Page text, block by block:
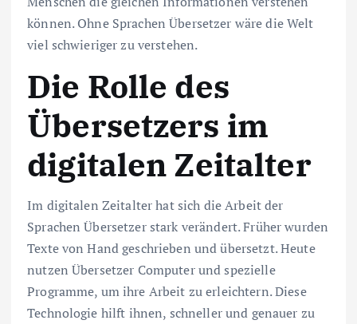
können. Ohne Sprachen Übersetzer wäre die Welt
viel schwieriger zu verstehen.
Die Rolle des
Übersetzers im
digitalen Zeitalter
Im digitalen Zeitalter hat sich die Arbeit der
Sprachen Übersetzer stark verändert. Früher wurden
Texte von Hand geschrieben und übersetzt. Heute
nutzen Übersetzer Computer und spezielle
Programme, um ihre Arbeit zu erleichtern. Diese
Technologie hilft ihnen, schneller und genauer zu